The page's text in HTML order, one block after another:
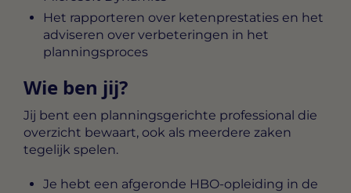
Het rapporteren over ketenprestaties en het
adviseren over verbeteringen in het
planningsproces
Wie ben jij?
Jij bent een planningsgerichte professional die
overzicht bewaart, ook als meerdere zaken
tegelijk spelen.
Je hebt een afgeronde HBO-opleiding in de